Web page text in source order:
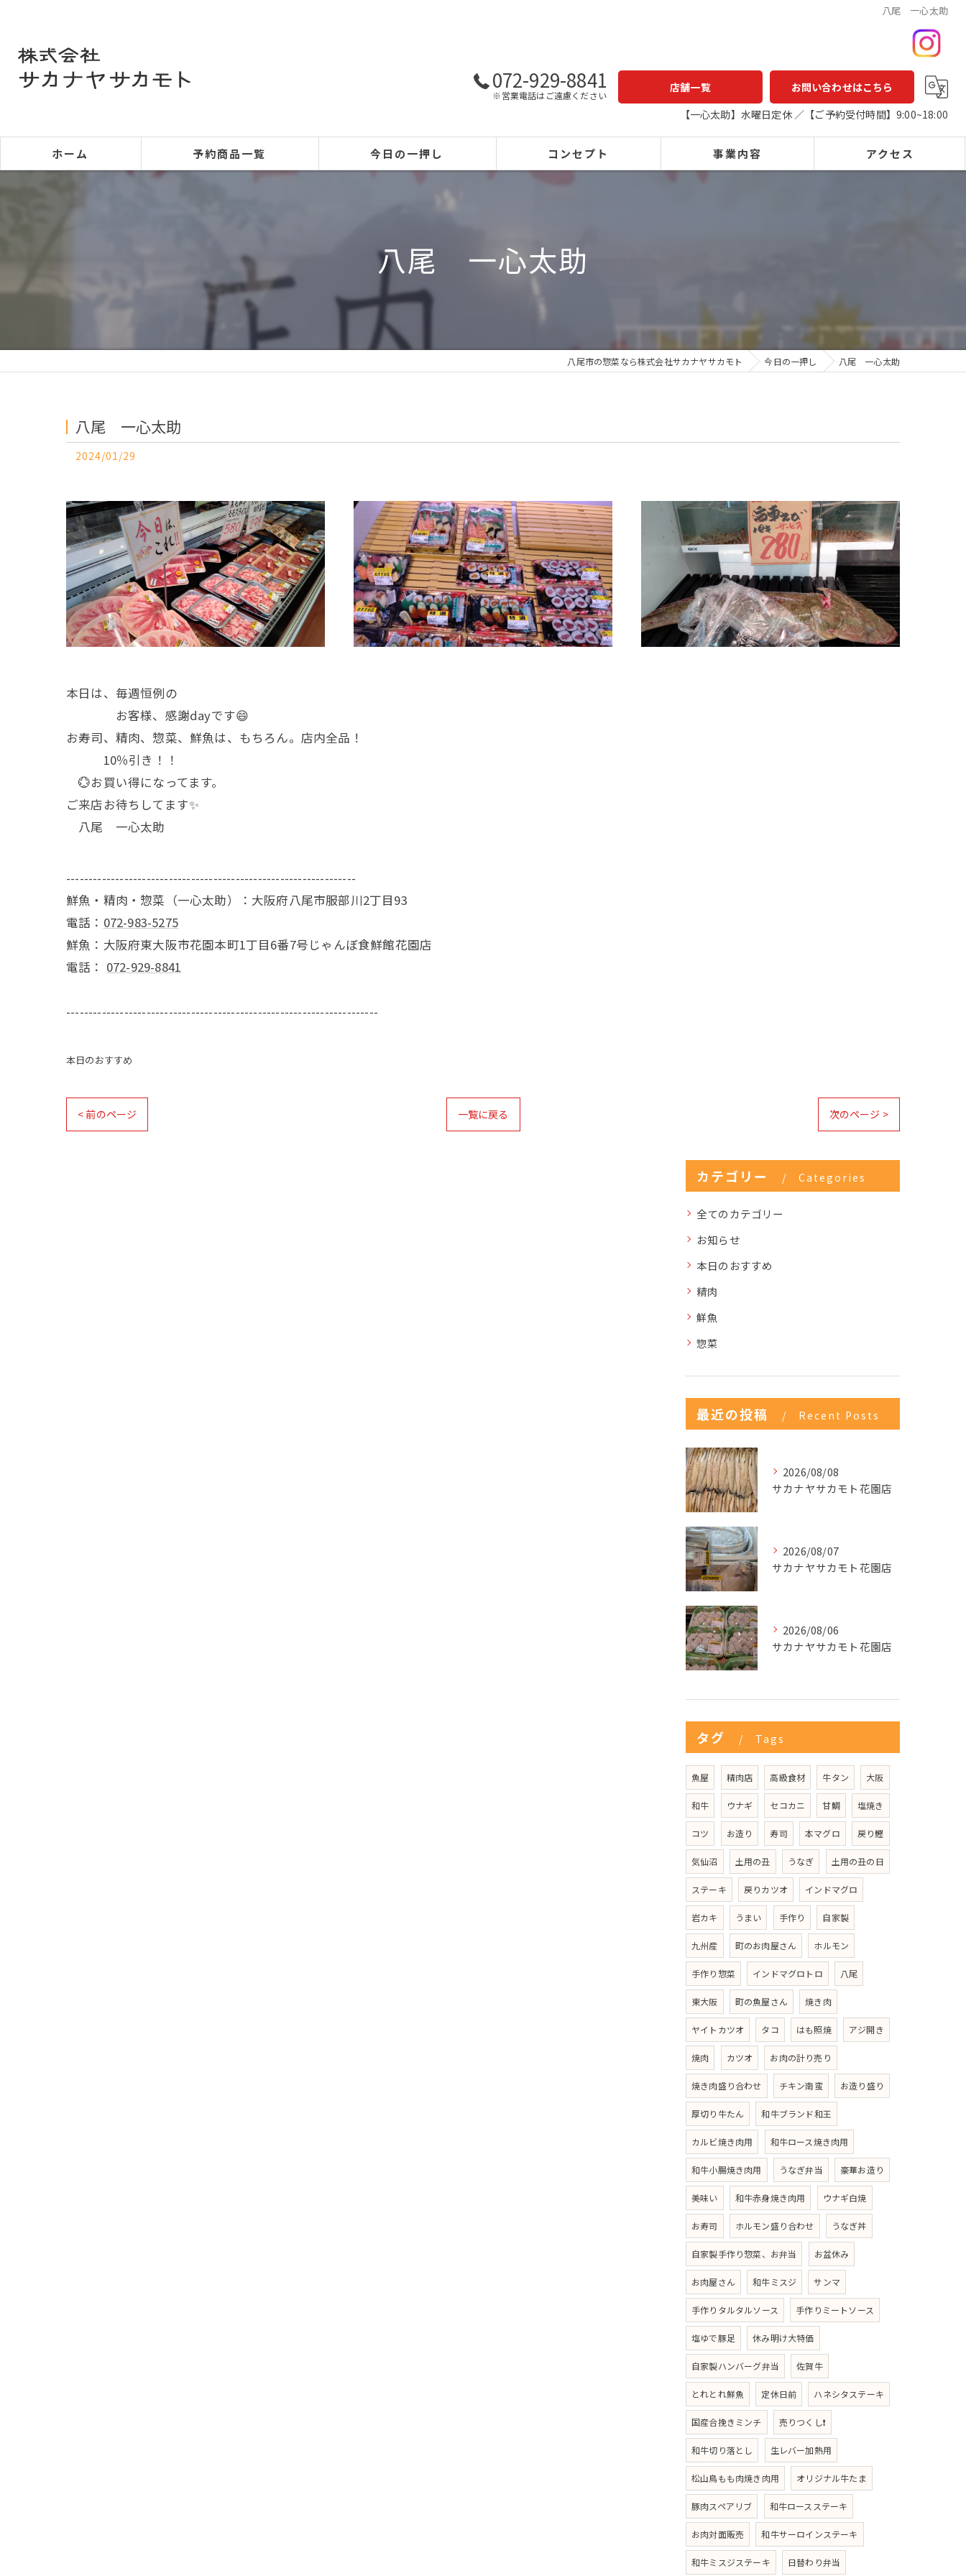
八尾 一心太助
072-929-8841
※営業電話はご遠慮ください
店舗一覧
お問い合わせはこちら
【一心太助】水曜日定休 ／【ご予約受付時間】9:00~18:00
ホーム 予約商品一覧 今日の一押し コンセプト 事業内容 アクセス
八尾 一心太助
八尾市の惣菜なら株式会社サカナヤサカモト 今日の一押し 八尾 一心太助
八尾 一心太助
2024/01/29
本日は、毎週恒例の
お客様、感謝dayです😄
お寿司、精肉、惣菜、鮮魚は、もちろん。店内全品！
10％引き！！
💮お買い得になってます。
ご来店お待ちしてます✨
八尾 一心太助
-----------------------------------------------------------------
鮮魚・精肉・惣菜（一心太助）：大阪府八尾市服部川2丁目93
電話： 072-983-5275
鮮魚：大阪府東大阪市花園本町1丁目6番7号じゃんぼ食鮮館花園店
電話： 072-929-8841
----------------------------------------------------------------------
本日のおすすめ
< 前のページ 一覧に戻る 次のページ >
カテゴリー Categories
全てのカテゴリー
お知らせ
本日のおすすめ
精肉
鮮魚
惣菜
最近の投稿 Recent Posts
2026/08/08
サカナヤサカモト花園店
2026/08/07
サカナヤサカモト花園店
2026/08/06
サカナヤサカモト花園店
タグ Tags
魚屋 精肉店 高級食材 牛タン 大阪
和牛 ウナギ セコカニ 甘鯛 塩焼き
コツ お造り 寿司 本マグロ 戻り鰹
気仙沼 土用の丑 うなぎ 土用の丑の日
ステーキ 戻りカツオ インドマグロ
岩カキ うまい 手作り 自家製
九州産 町のお肉屋さん ホルモン
手作り惣菜 インドマグロトロ 八尾
東大阪 町の魚屋さん 焼き肉
ヤイトカツオ タコ はも照焼 アジ開き
焼肉 カツオ お肉の計り売り
焼き肉盛り合わせ チキン南蛮 お造り盛り
厚切り牛たん 和牛ブランド和王
カルビ焼き肉用 和牛ロース焼き肉用
和牛小腸焼き肉用 うなぎ弁当 豪華お造り
美味い 和牛赤身焼き肉用 ウナギ白焼
お寿司 ホルモン盛り合わせ うなぎ丼
自家製手作り惣菜、お弁当 お盆休み
お肉屋さん 和牛ミスジ サンマ
手作りタルタルソース 手作りミートソース
塩ゆで豚足 休み明け大特価
自家製ハンバーグ弁当 佐賀牛
とれとれ鮮魚 定休日前 ハネシタステーキ
国産合挽きミンチ 売りつくし❗
和牛切り落とし 生レバー加熱用
松山鳥もも肉焼き肉用 オリジナル牛たま
豚肉スペアリブ 和牛ロースステーキ
お肉対面販売 和牛サーロインステーキ
和牛ミスジステーキ 日替わり弁当